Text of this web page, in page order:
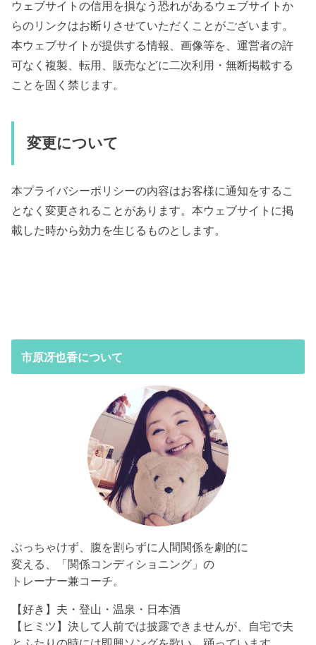
ウェブサイトの信用を損なう恐れがあるウェブサイトか
らのリンクはお断りさせていただくことがございます。
本ウェブサイトが提供する情報、画像等を、運営者の許
可なく複製、転用、販売などに二次利用・無断掲載する
ことを固く禁じます。
変更について
本プライバシーポリシーの内容はお客様に通知をするこ
となく変更されることがあります。本ウェブサイトに掲
載した時から効力を生じるものとします。
市原冴也香について
ぶっちゃけず、腹を割らずに人間関係を劇的に
変える、「関係コンディショニング」の
トレーナー兼コーチ。
【好き】夫・登山・温泉・日本酒
【ヒミツ】決して人前では披露できませんが、自宅で夫